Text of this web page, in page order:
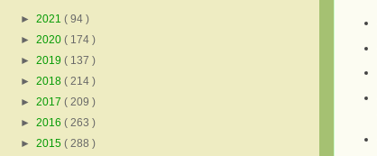
► 2021 ( 94 )
► 2020 ( 174 )
► 2019 ( 137 )
► 2018 ( 214 )
► 2017 ( 209 )
► 2016 ( 263 )
► 2015 ( 288 )